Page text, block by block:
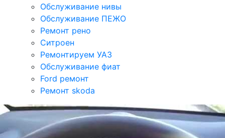
Обслуживание нивы
Обслуживание ПЕЖО
Ремонт рено
Ситроен
Ремонтируем УАЗ
Обслуживание фиат
Ford ремонт
Ремонт skoda